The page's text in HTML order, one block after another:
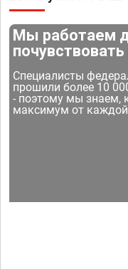
Мы работаем
почувствовать
Специалисты
прошили более 10
- поэтому мы знаем,
максимум от